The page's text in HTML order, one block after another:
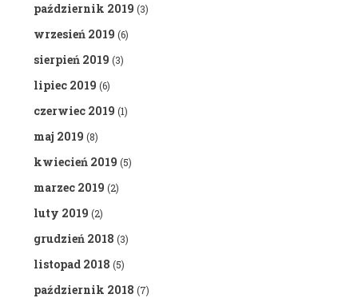
październik 2019 (3)
wrzesień 2019 (6)
sierpień 2019 (3)
lipiec 2019 (6)
czerwiec 2019 (1)
maj 2019 (8)
kwiecień 2019 (5)
marzec 2019 (2)
luty 2019 (2)
grudzień 2018 (3)
listopad 2018 (5)
październik 2018 (7)